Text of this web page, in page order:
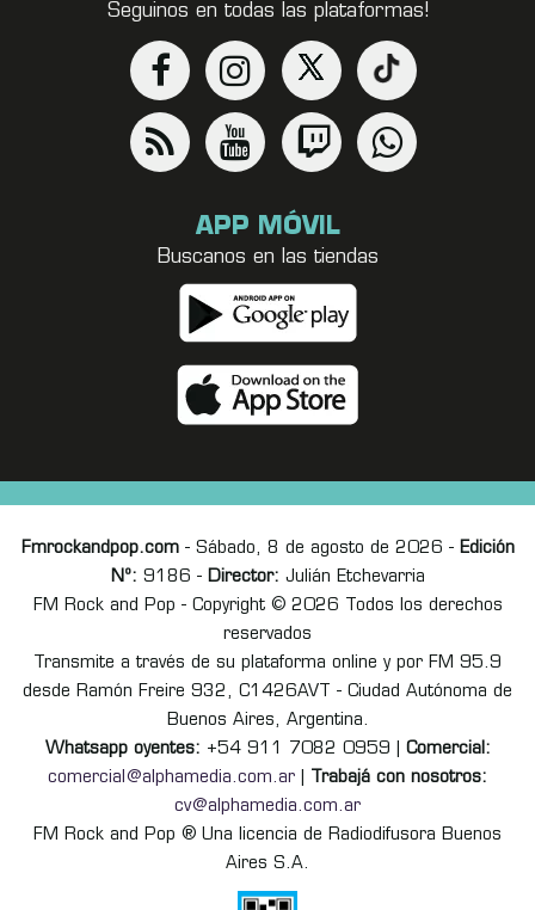
Seguinos en todas las plataformas!
APP MÓVIL
Buscanos en las tiendas
Fmrockandpop.com- Sábado, 8 de agosto de 2026 - Edición
Nº: 9186 - Director: Julián Etchevarria
FM Rock and Pop - Copyright © 2026 Todos los derechos
reservados
Transmite a través de su plataforma online y por FM 95.9
desde Ramón Freire 932, C1426AVT - Ciudad Autónoma de
Buenos Aires, Argentina.
Whatsapp oyentes: +54 911 7082 0959 | Comercial:
comercial@alphamedia.com.ar
Trabajá con nosotros:
cv@alphamedia.com.ar
FM Rock and Pop ® Una licencia de Radiodifusora Buenos
Aires S.A.